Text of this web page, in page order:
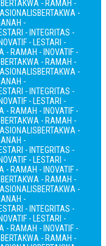
BERTAKWA - RAMAH -
BERTAKWA -
-
- INTEGRITAS -
- LESTARI -
- RAMAH - INOVATIF -
BERTAKWA - RAMAH -
BERTAKWA -
-
- INTEGRITAS -
- LESTARI -
- RAMAH - INOVATIF -
BERTAKWA - RAMAH -
BERTAKWA -
-
- INTEGRITAS -
- LESTARI -
- RAMAH - INOVATIF -
BERTAKWA - RAMAH -
BERTAKWA -
-
- INTEGRITAS -
- LESTARI -
- RAMAH - INOVATIF -
BERTAKWA - RAMAH -